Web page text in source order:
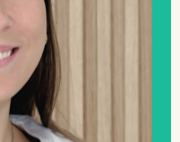
Auxiliar de
con personas con